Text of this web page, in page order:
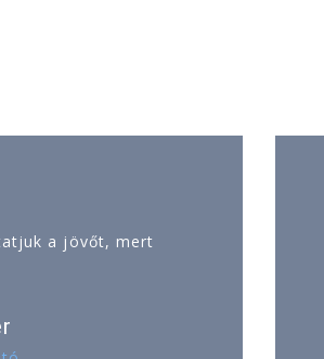
a jövőt, mert